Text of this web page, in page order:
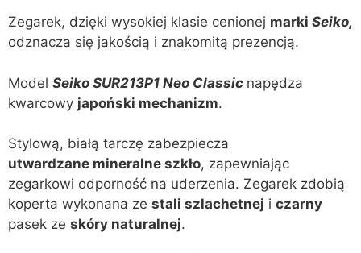
Zegarek, dzięki wysokiej klasie cenionej marki Seiko,
odznacza się jakością i znakomitą prezencją.
Model Seiko SUR213P1 Neo Classic napędza
kwarcowy japoński mechanizm.
Stylową, białą tarczę zabezpiecza
utwardzane mineralne szkło, zapewniając
zegarkowi odporność na uderzenia. Zegarek zdobią
koperta wykonana ze stali szlachetnej i czarny
pasek ze skóry naturalnej.